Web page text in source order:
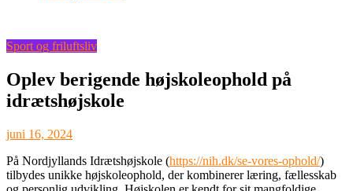
Sport og friluftsliv
Oplev berigende højskoleophold på
idrætshøjskole
juni 16, 2024
På Nordjyllands Idrætshøjskole (https://nih.dk/se-vores-ophold/)
tilbydes unikke højskoleophold, der kombinerer læring, fællesskab